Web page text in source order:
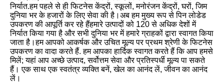
निर्यात.हम पहले से ही फिटनेस केंद्रों, स्कूलों, मनोरंजन केंद्रों, घरों, जिम
दुनिया भर के हजारों के लिए सेवा की है।अब हम मुख्य रूप से पिन लोडेड
उपकरण की आपूर्ति कर रहे हैंहमारे उत्पादों को 120 से अधिक देशों में
निर्यात किया गया है और सभी दुनिया भर में हमारे ग्राहकों द्वारा स्वागत किया
जाता है।हम आपको आकर्षक और उचित मूल्य पर प्रथम श्रेणी के फिटनेस
उपकरण का वादा करते हैं. हम आपका हार्दिक स्वागत करते हैं कि आप हमसे
मिलें; यहां आप अच्छे उत्पाद, सर्वोत्तम सेवा और प्रतिस्पर्धी मूल्य पा सकते
हैं। एक साथ एक स्वतंत्र व्यक्ति बनें, खेल का आनंद लें, जीवन का आनंद
लें।